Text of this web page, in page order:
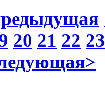
20 21 22 23